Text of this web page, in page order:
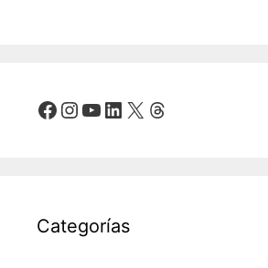
Facebook
Instagram
YouTube
LinkedIn
X Threads
Categorías